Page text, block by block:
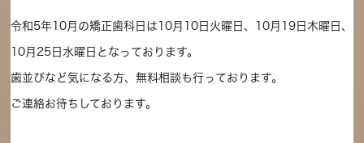
令和5年10月の矯正歯科日は10月10日火曜日、10月19日木曜日、
10月25日水曜日となっております。
歯並びなど気になる方、無料相談も行っております。
ご連絡お待ちしております。